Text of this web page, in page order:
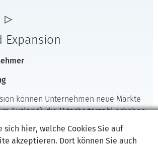
Expansion
können Unternehmen neue Märkte
Ausland), die Mitarbeiterzahl erhöhen,
den Marktanteil vergrößern,
oder neue Produkte anbieten.
sich hier, welche Cookies Sie auf
akzeptieren. Dort können Sie auch